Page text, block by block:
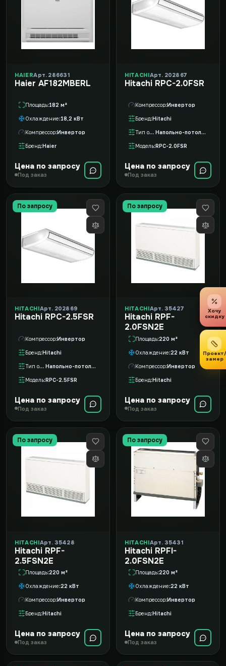
HAIERАрт. 286631
Haier AF182MBERL
Площадь 182 м²
Охлаждение 18,2 кВт
Компрессор Инвертор
Бренд Haier
Цена по запросу
Под заказ
HITACHIАрт. 202867
Hitachi RPC-2.0FSR
Компрессор Инвертор
Бренд Hitachi
Тип оборудования Напольно-потолочный внутренний блок VRF
Модель RPC-2.0FSR
Цена по запросу
Под заказ
По запросу
HITACHIАрт. 202869
Hitachi RPC-2.5FSR
Компрессор Инвертор
Бренд Hitachi
Тип оборудования Напольно-потолочный внутренний блок VRF
Модель RPC-2.5FSR
Цена по запросу
Под заказ
По запросу
HITACHIАрт. 35427
Hitachi RPF-
2.0FSN2E
Площадь 220 м²
Охлаждение 22 кВт
Компрессор Инвертор
Бренд Hitachi
Цена по запросу
Под заказ
По запросу
HITACHIАрт. 35428
Hitachi RPF-
2.5FSN2E
Площадь 220 м²
Охлаждение 22 кВт
Компрессор Инвертор
Бренд Hitachi
Цена по запросу
Под заказ
По запросу
HITACHIАрт. 35431
Hitachi RPFI-
2.0FSN2E
Площадь 220 м²
Охлаждение 22 кВт
Компрессор Инвертор
Бренд Hitachi
Цена по запросу
Под заказ
Хочу
скидку
Проект/
замер